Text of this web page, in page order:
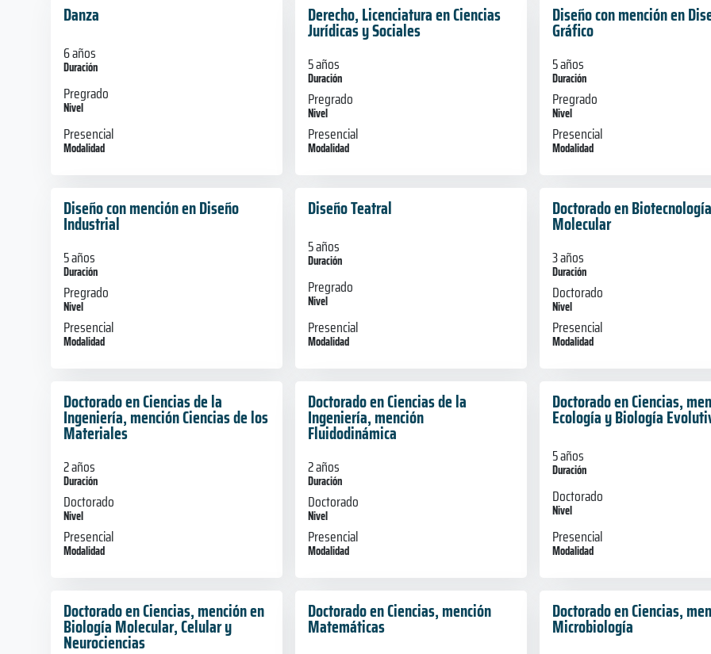
Danza
6 años
Duración
Pregrado
Nivel
Presencial
Modalidad
Derecho, Licenciatura en Ciencias
Jurídicas y Sociales
5 años
Duración
Pregrado
Nivel
Presencial
Modalidad
Diseño con mención en
Gráfico
5 años
Duración
Pregrado
Nivel
Presencial
Modalidad
Diseño con mención en Diseño
Industrial
5 años
Duración
Pregrado
Nivel
Presencial
Modalidad
Diseño Teatral
5 años
Duración
Pregrado
Nivel
Presencial
Modalidad
Doctorado en Biotecnología
Molecular
3 años
Duración
Doctorado
Nivel
Presencial
Modalidad
Doctorado en Ciencias de la
Ingeniería, mención Ciencias de los
Materiales
2 años
Duración
Doctorado
Nivel
Presencial
Modalidad
Doctorado en Ciencias de la
Ingeniería, mención
Fluidodinámica
2 años
Duración
Doctorado
Nivel
Presencial
Modalidad
Doctorado en Ciencias,
Ecología y Biología
5 años
Duración
Doctorado
Nivel
Presencial
Modalidad
Doctorado en Ciencias, mención en
Biología Molecular, Celular y
Neurociencias
Doctorado en Ciencias, mención
Matemáticas
Doctorado en Ciencias,
Microbiología